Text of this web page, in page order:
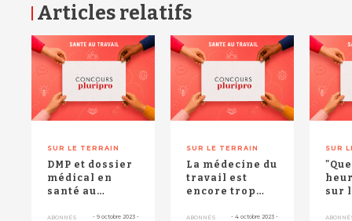
Articles relatifs
SUR LE TERRAIN
DMP et dossier
médical en
santé au
comment les
ABONNÉS - 9 octobre 2023 -
SUR LE TERRAIN
La médecine du
travail est
encore trop
salariés,
ABONNÉS - 4 octobre 2023 -
SUR
sur
RETOUR HAUT DE PAGE